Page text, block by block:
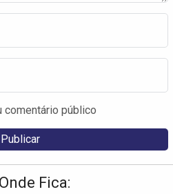
comentário público
Fica: